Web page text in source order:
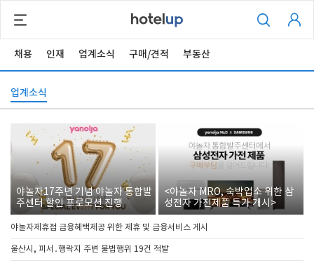
채용 인재 업계소식 구매/견적 부동산
업계소식
야놀자17주년 기념 야놀자 통합발
주센터 할인 프로모션 진행
<야놀자 MRO, 숙박업소 위한 삼
성전자 가전제품 특가 개시>
야놀자제휴점 금융혜택제공 위한 제휴 및 금융서비스 게시
울산시, 피서․행락지 주변 불법행위 19건 적발